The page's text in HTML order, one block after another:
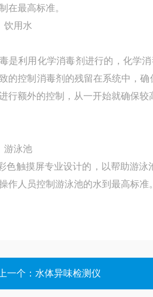
在最高标准。
饮用水
是利用化学消毒剂进行的，化学
的控制消毒剂的残留在系统中，
行额外的控制，从一开始就确保较
游泳池
色触摸屏专业设计的，以帮助游
作人员控制游泳池的水到最高标准。
一个： 水体异味检测仪